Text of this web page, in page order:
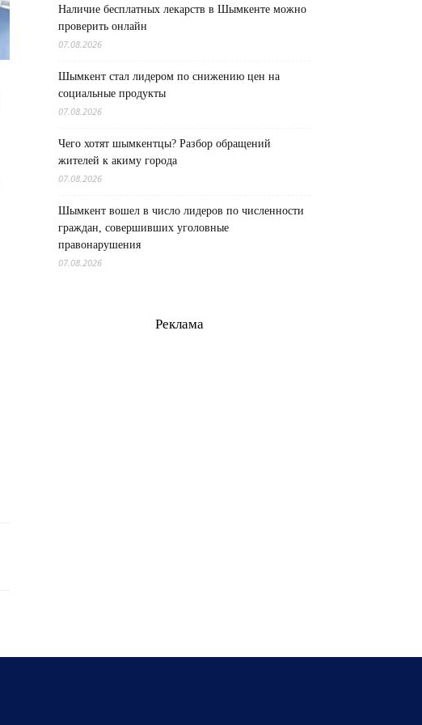
Наличие бесплатных лекарств в Шымкенте можно
проверить онлайн
07.08.2026
Шымкент стал лидером по снижению цен на
социальные продукты
07.08.2026
Чего хотят шымкентцы? Разбор обращений
жителей к акиму города
07.08.2026
Шымкент вошел в число лидеров по численности
граждан, совершивших уголовные
правонарушения
07.08.2026
Реклама